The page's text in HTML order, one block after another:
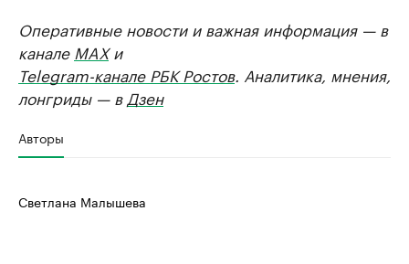
Оперативные новости и важная информация — в
канале MAXи
Telegram-канале РБК Ростов. Аналитика, мнения,
лонгриды — в Дзен
Авторы
Светлана Малышева